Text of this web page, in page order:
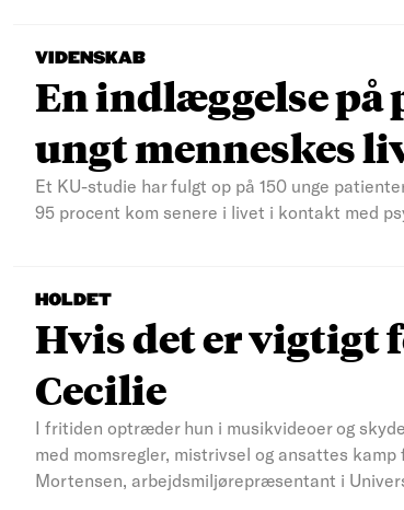
VIDENSKAB
En indlæggelse
ungt menneskes
Et KU-studie har fulgt op på 150 unge
95 procent kom senere i livet i kontakt med
HOLDET
Hvis det er vigtigt
Cecilie
I fritiden optræder hun i musikvideoer og
med momsregler, mistrivsel og ansattes
Mortensen, arbejdsmiljørepræsentant i